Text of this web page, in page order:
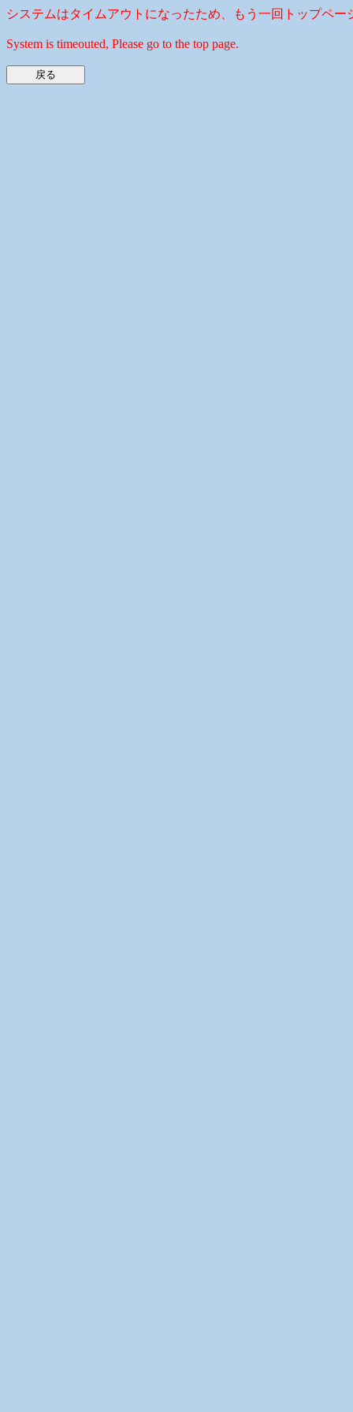
システムはタイムアウトになったため、もう一回トップペー
System is timeouted, Please go to the top page.